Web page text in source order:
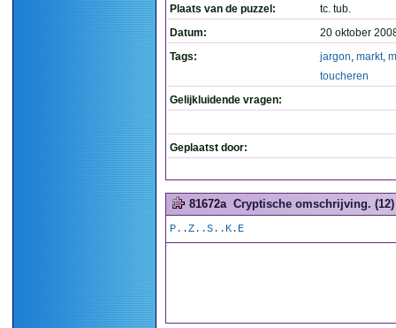
Plaats van de puzzel:
tc. tub.
Datum:
20 oktober
Tags:
jargon, markt,
toucheren
Gelijkluidende vragen:
Geplaatst door:
81672a Cryptische omschrijving. (12)
P..Z..S..K.E